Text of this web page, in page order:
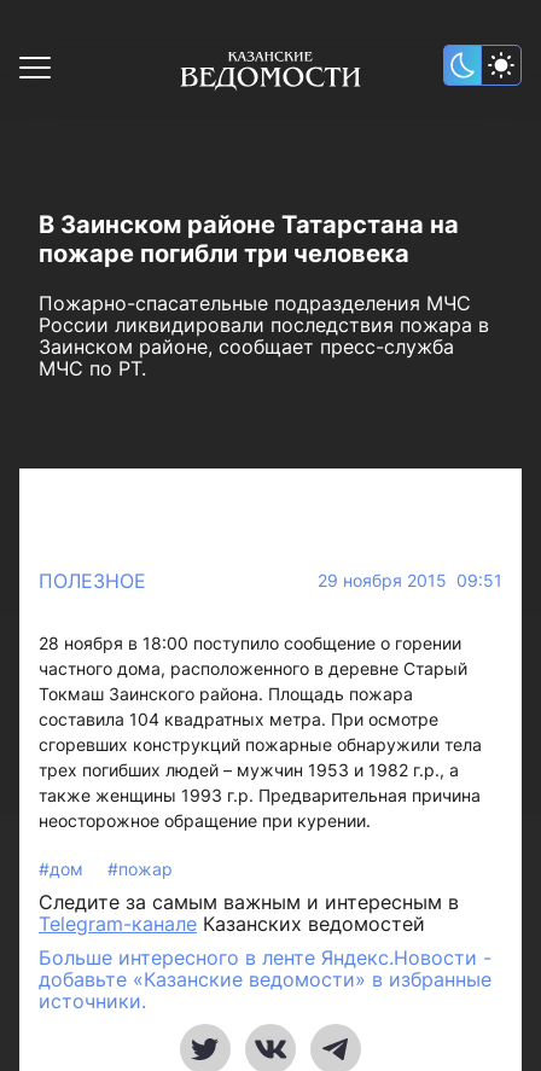
В Заинском районе Татарстана на
пожаре погибли три человека
Пожарно-спасательные подразделения МЧС
России ликвидировали последствия пожара в
Заинском районе, сообщает пресс-служба
МЧС по РТ.
ПОЛЕЗНОЕ 29 ноября 2015 09:51
28 ноября в 18:00 поступило сообщение о горении
частного дома, расположенного в деревне Старый
Токмаш Заинского района. Площадь пожара
составила 104 квадратных метра. При осмотре
сгоревших конструкций пожарные обнаружили тела
трех погибших людей – мужчин 1953 и 1982 г.р., а
также женщины 1993 г.р. Предварительная причина
неосторожное обращение при курении.
#дом #пожар
Следите за самым важным и интересным в
Telegram-канале Казанских ведомостей
Больше интересного в ленте Яндекс.Новости -
добавьте «Казанские ведомости» в избранные
источники.